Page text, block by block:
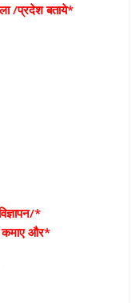
/प्रदेश बताये*
*
कमाए और*